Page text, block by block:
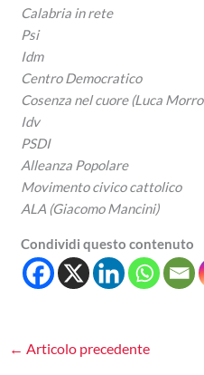
Calabria in rete
Psi
Idm
Centro Democratico
Cosenza nel cuore (Luca
Idv
PSDI
Alleanza Popolare
Movimento civico cattolico
ALA (Giacomo Mancini)
Condividi questo contenuto
← Articolo precedente